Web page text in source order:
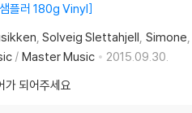
플러 180g Vinyl
Solveig Slettahjell Simone
/ Master Music
2015.09.30.
가 되어주세요